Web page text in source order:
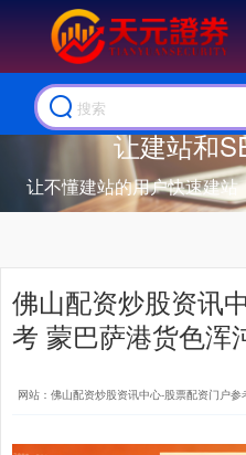
让建站和
让不懂建站的用户快速建
佛山配资炒股资讯
考 蒙巴萨港货色浑
网站：佛山配资炒股资讯中心-股票配资门户参